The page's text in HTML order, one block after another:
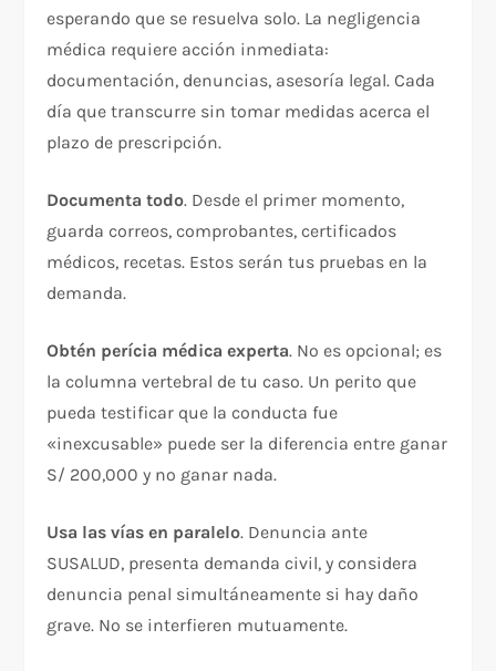
esperando que se resuelva solo. La negligencia
médica requiere acción inmediata:
documentación, denuncias, asesoría legal. Cada
día que transcurre sin tomar medidas acerca el
plazo de prescripción.​
Documenta todo. Desde el primer momento,
guarda correos, comprobantes, certificados
médicos, recetas. Estos serán tus pruebas en la
demanda.​​
Obtén perícia médica experta. No es opcional; es
la columna vertebral de tu caso. Un perito que
pueda testificar que la conducta fue
«inexcusable» puede ser la diferencia entre ganar
S/ 200,000 y no ganar nada.​
Usa las vías en paralelo. Denuncia ante
SUSALUD, presenta demanda civil, y considera
denuncia penal simultáneamente si hay daño
grave. No se interfieren mutuamente.​